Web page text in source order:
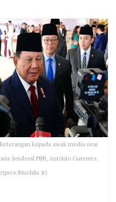
kepada awak media usai
Jenderal PBB, António Guterres.
Muchlis Jr)